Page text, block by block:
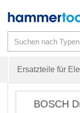
Ersatzteile für
BOSCH